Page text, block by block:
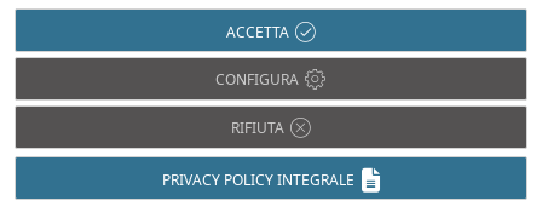
ACCETTA
CONFIGURA
RIFIUTA
PRIVACY POLICY INTEGRALE